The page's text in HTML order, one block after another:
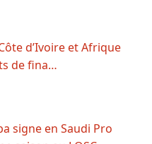
d’Ivoire et Afrique
de fina…
signe en Saudi Pro